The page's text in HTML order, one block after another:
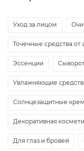
Уход за лицом
Точечные средства от
Эссенции
Увлажняющие
Солнцезащитные
Декоративная
Для глаз и бровей